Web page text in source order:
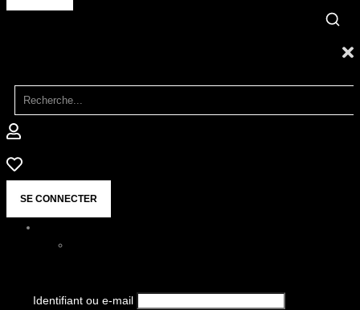
SE CONNECTER
Identifiant ou e-mail